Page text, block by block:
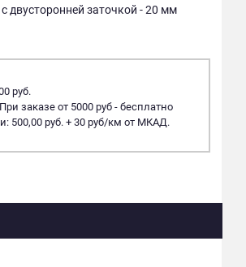
двусторонней заточкой - 20 мм
руб.
заказе от 5000 руб - бесплатно
500,00 руб. + 30 руб/км от МКАД.